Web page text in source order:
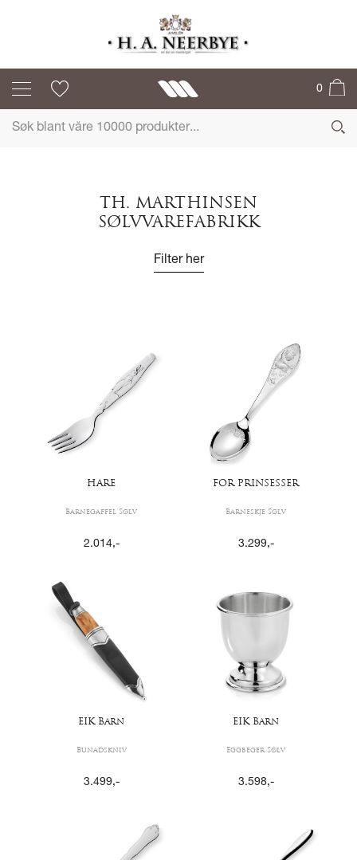
0
TH. MARTHINSEN
SØLVVAREFABRIKK
Filter her
HARE
Barnegaffel Sølv
2.014,-
FOR PRINSESSER
Barneskje Sølv
3.299,-
EIK Barn
Bunadskniv
3.499,-
EIK Barn
Eggbeger Sølv
3.598,-